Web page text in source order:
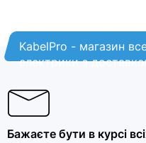
KabelPro - магазин
електрики з
Бажаєте бути в курсі